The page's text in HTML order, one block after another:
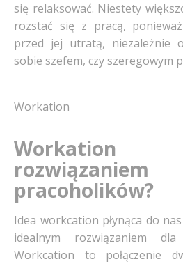
się relaksować. Niestety
rozstać się z pracą,
przed jej utratą, niezależnie
sobie szefem, czy szeregowym
Workation
Workation
pracoholików?
Idea workcation płynąca do
idealnym rozwiązaniem
Workcation to połączenie